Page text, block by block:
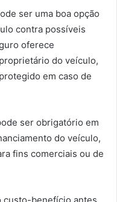
ser uma boa opção
contra possíveis
oferece
do veículo,
em caso de
ser obrigatório em
do veículo,
fins comerciais ou de